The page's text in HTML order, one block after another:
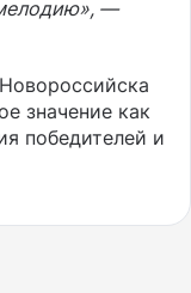
—
значение как
победителей и